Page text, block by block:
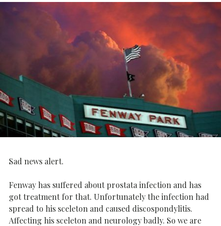
Sad news alert.
Fenway has suffered about prostata infection and has
got treatment for that. Unfortunately the infection had
spread to his sceleton and caused discospondylitis.
Affecting his sceleton and neurology badly. So we are